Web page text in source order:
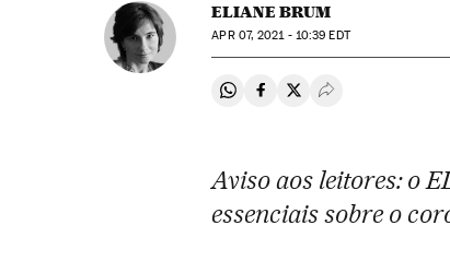
ELIANE BRUM
APR07, 2021 - 10:39 EDT
Compartir en Whatsapp
Compartir en Facebook
Compartir en Twitter
Desplegar
Aviso aos leitores: o
essenciais sobre o